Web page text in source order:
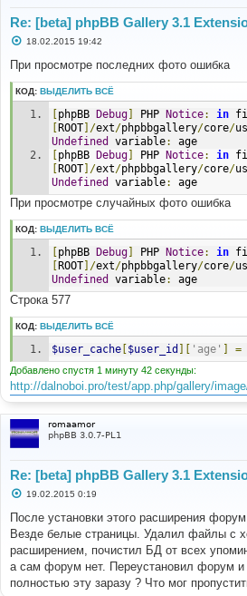
Re: [beta] phpBB Gallery 3.1
С
о
б
щ
е
18.02.2015 19:42
При просмотре последних фото ошибка
КОД: ВЫДЕЛИТЬ ВСЁ
[phpBB Debug] PHP Notice: in
[ROOT]/ext/phpbbgallery/core/
Undefined
variable:
age
[phpBB Debug] PHP Notice: in
[ROOT]/ext/phpbbgallery/core/
Undefined
variable: age
При просмотре случайных фото ошибка
КОД: ВЫДЕЛИТЬ ВСЁ
phpBB Debug PHP Notice: in
ROOT ]/ext/phpbbgallery/core/
Undefined
variable: age
Строка 577
КОД: ВЫДЕЛИТЬ ВСЁ
$user_cache $user_id 'age' =
Добавлено спустя 1 минуту 42 секунды:
http://dalnoboi.pro/test/app.php/gallery/
romaamor
phpBB 3.0.7-PL1
Re: [beta] phpBB Gallery 3.1
С
о
б
щ
е
н
и
е
19.02.2015 0:19
После установки этого расширения
Везде белые страницы. Удалил файлы с
расширением, почистил БД от всех
а сам форум нет. Переустановил форум
полностью эту заразу ? Что мог